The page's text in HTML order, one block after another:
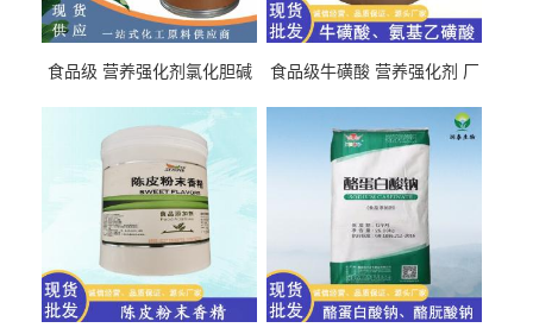
食品级 营养强化剂氯化胆碱
食品级牛磺酸 营养强化剂 厂